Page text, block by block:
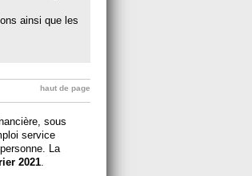
ainsi que les
haut de page
sous
service
La
2021